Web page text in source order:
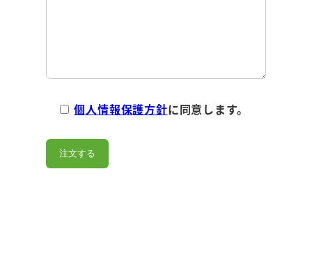
個人情報保護方針に同意します。